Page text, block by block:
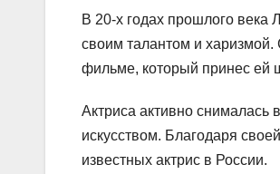
В 20-х годах прошлого века
своим талантом и
фильме, который принес ей
Актриса активно снималась
искусством. Благодаря
известных актрис в России.